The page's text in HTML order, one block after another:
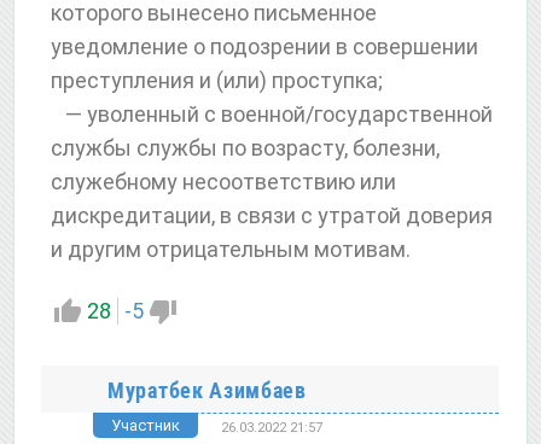
которого вынесено письменное
уведомление о подозрении в совершении
преступления и (или) проступка;
— уволенный с военной/государственной
службы службы по возрасту, болезни,
служебному несоответствию или
дискредитации, в связи с утратой доверия
и другим отрицательным мотивам.
28 -5
Муратбек Азимбаев
Участник 26.03.2022 21:57